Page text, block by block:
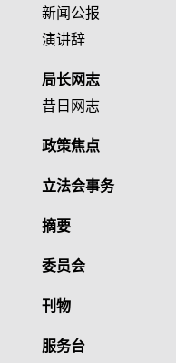
新闻公报
演讲辞
局长网志
昔日网志
政策焦点
立法会事务
摘要
委员会
刊物
服务台